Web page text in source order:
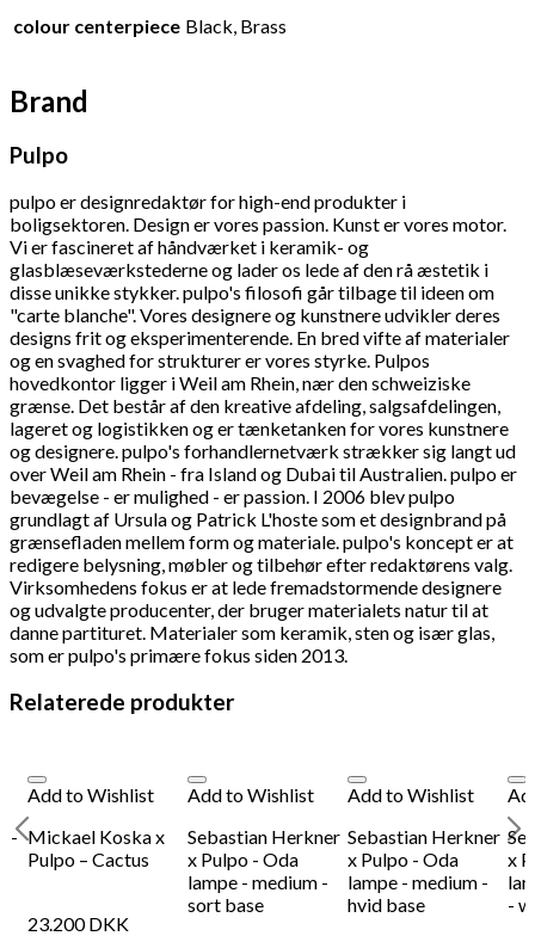
colour centerpiece Black, Brass
Brand
Pulpo
pulpo er designredaktør for high-end produkter i
boligsektoren. Design er vores passion. Kunst er vores motor.
Vi er fascineret af håndværket i keramik- og
glasblæseværkstederne og lader os lede af den rå æstetik i
disse unikke stykker. pulpo's filosofi går tilbage til ideen om
"carte blanche". Vores designere og kunstnere udvikler deres
designs frit og eksperimenterende. En bred vifte af materialer
og en svaghed for strukturer er vores styrke. Pulpos
hovedkontor ligger i Weil am Rhein, nær den schweiziske
grænse. Det består af den kreative afdeling, salgsafdelingen,
lageret og logistikken og er tænketanken for vores kunstnere
og designere. pulpo's forhandlernetværk strækker sig langt ud
over Weil am Rhein - fra Island og Dubai til Australien. pulpo er
bevægelse - er mulighed - er passion. I 2006 blev pulpo
grundlagt af Ursula og Patrick L'hoste som et designbrand på
grænsefladen mellem form og materiale. pulpo's koncept er at
redigere belysning, møbler og tilbehør efter redaktørens valg.
Virksomhedens fokus er at lede fremadstormende designere
og udvalgte producenter, der bruger materialets natur til at
danne partituret. Materialer som keramik, sten og især glas,
som er pulpo's primære fokus siden 2013.
Relaterede produkter
-
Add to Wishlist
Mickael Koska x
Pulpo – Cactus
23.200DKK
Add to Wishlist
Sebastian Herkner
x Pulpo - Oda
lampe - medium -
sort base
Add to Wishlist
Sebastian Herkner
x Pulpo - Oda
lampe - medium -
hvid base
x
-